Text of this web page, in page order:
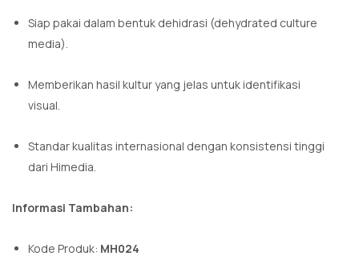
Siap pakai dalam bentuk dehidrasi (dehydrated culture
media).
Memberikan hasil kultur yang jelas untuk identifikasi
visual.
Standar kualitas internasional dengan konsistensi tinggi
dari Himedia.
Informasi Tambahan:
Kode Produk: MH024